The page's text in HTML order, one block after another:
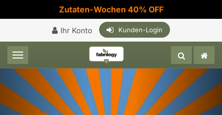
Zutaten-Wochen 40% OFF
Ihr Konto Kunden-Login
Toggle navigation